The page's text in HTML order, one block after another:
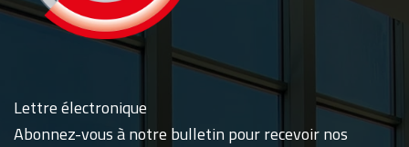
Lettre électronique
Abonnez-vous à notre bulletin pour recevoir nos